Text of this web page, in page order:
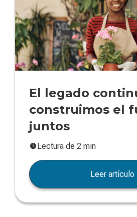
El legado
construimos el
juntos
Lectura de 2 min
Leer artículo